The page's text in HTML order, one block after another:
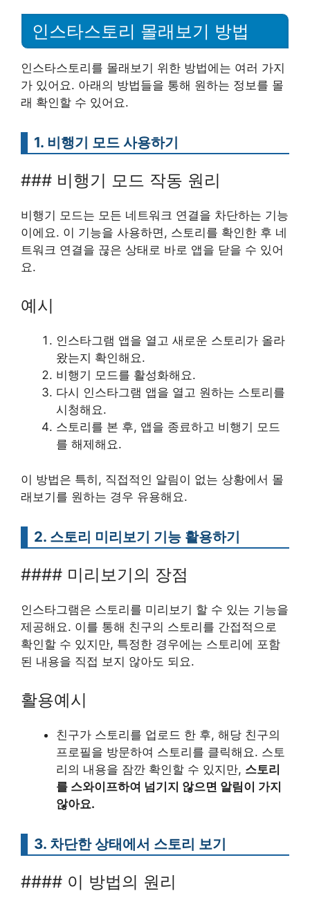
인스타스토리 몰래보기 방법
인스타스토리를 몰래보기 위한 방법에는 여러 가지
가 있어요. 아래의 방법들을 통해 원하는 정보를 몰
래 확인할 수 있어요.
1. 비행기 모드 사용하기
### 비행기 모드 작동 원리
비행기 모드는 모든 네트워크 연결을 차단하는 기능
이에요. 이 기능을 사용하면, 스토리를 확인한 후 네
트워크 연결을 끊은 상태로 바로 앱을 닫을 수 있어
요.
예시
인스타그램 앱을 열고 새로운 스토리가 올라
왔는지 확인해요.
비행기 모드를 활성화해요.
다시 인스타그램 앱을 열고 원하는 스토리를
시청해요.
스토리를 본 후, 앱을 종료하고 비행기 모드
를 해제해요.
이 방법은 특히, 직접적인 알림이 없는 상황에서 몰
래보기를 원하는 경우 유용해요.
2. 스토리 미리보기 기능 활용하기
#### 미리보기의 장점
인스타그램은 스토리를 미리보기 할 수 있는 기능을
제공해요. 이를 통해 친구의 스토리를 간접적으로
확인할 수 있지만, 특정한 경우에는 스토리에 포함
된 내용을 직접 보지 않아도 되요.
활용예시
친구가 스토리를 업로드 한 후, 해당 친구의
프로필을 방문하여 스토리를 클릭해요. 스토
리의 내용을 잠깐 확인할 수 있지만, 스토리
를 스와이프하여 넘기지 않으면 알림이 가지
않아요.
3. 차단한 상태에서 스토리 보기
#### 이 방법의 원리